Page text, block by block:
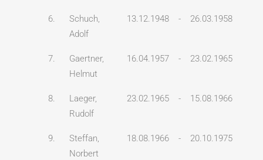
6.
Schuch,
Adolf
13.12.1948 - 26.03.1958
7.
Gaertner,
Helmut
16.04.1957 - 23.02.1965
8.
Laeger,
Rudolf
23.02.1965 - 15.08.1966
9.
Steffan,
Norbert
18.08.1966 - 20.10.1975